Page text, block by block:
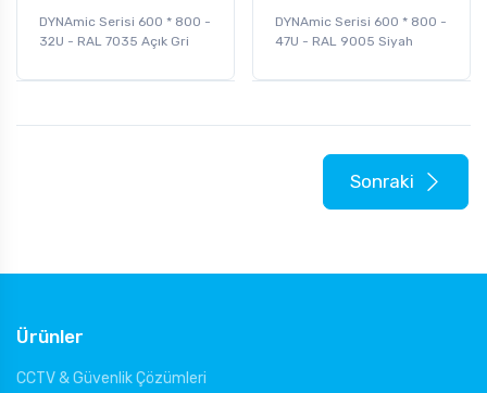
DYNAmic Serisi 600 * 800 -
32U - RAL 7035 Açık Gri
DYNAmic Serisi 600 * 800 -
47U - RAL 9005 Siyah
Sonraki
Ürünler
CCTV & Güvenlik Çözümleri